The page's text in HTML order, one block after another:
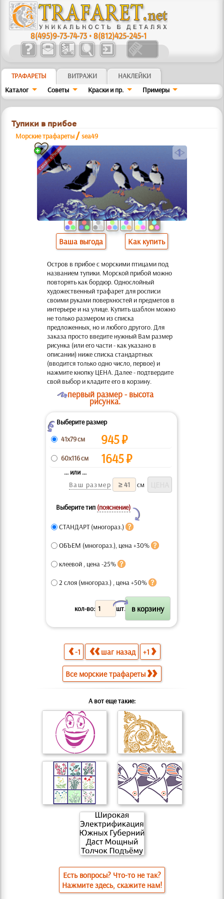
8(495)9-73-74-73 •8(812)425-245-1
ТРАФАРЕТЫ ВИТРАЖИ
НАКЛЕЙКИ
Каталог
Советы Краски и пр. Примеры
Тупики в прибое
Морские трафареты /sea49
a
Ваша выгода Как купить
Остров в прибое с морскими птицами под
названием тупики. Морской прибой можно
повторять как бордюр. Однослойный
художественный трафарет для росписи
своими руками поверхностей и предметов в
интерьере и на улице. Купить шаблон можно
не только размером из списка
предложенных, но и любого другого. Для
заказа просто введите нужный Вам размер
рисунка (или его части - как указано в
описании) ниже списка стандартных
(вводится только одно число, первое) и
нажмите кнопку ЦЕНА. Далее - подтвердите
свой выбор и кладите его в корзину.
Oпервый размер - высота
рисунка.
ZВыберите размер
41x79 см
945₽
60x116 см 1645₽
... или ...
Ваш размер
см
Выберите тип (пояснение)
Y
СТАНДАРТ (многораз.)
ОБЪЕМ (многораз.), цена +30%
клеевой , цена -25%
2 слоя (многораз.) , цена +50%
кол-во: шт.
X
-1 шаг назад +1
Все морские трафареты
А вот еще такие:
Есть вопросы? Что-то не так?
Нажмите здесь, скажите нам!